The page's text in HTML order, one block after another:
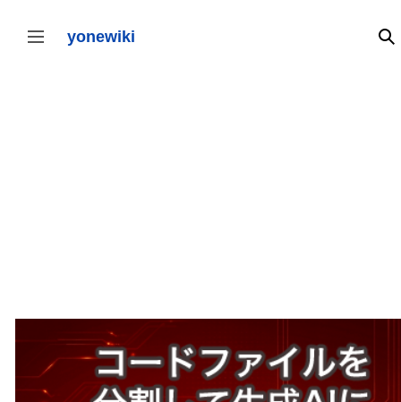
テ
サイドバーの切り替え yonewiki 検